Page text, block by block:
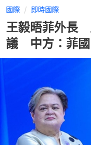
國際 即時國際
王毅晤菲外長
議 中方：菲國